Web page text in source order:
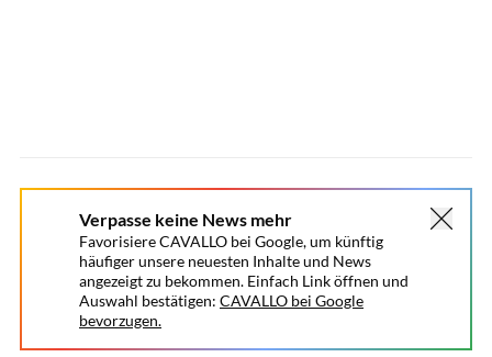
Verpasse keine News mehr
Favorisiere CAVALLO bei Google, um künftig
häufiger unsere neuesten Inhalte und News
angezeigt zu bekommen. Einfach Link öffnen und
Auswahl bestätigen: CAVALLO bei Google
bevorzugen.